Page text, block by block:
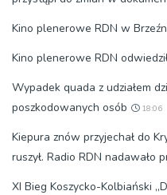
Kino plenerowe RDN w
Kino plenerowe RDN
Wypadek quada z udziałem
poszkodowanych osób
18:06
Kiepura znów przyjechał do
ruszył. Radio RDN nadawało
XI Bieg Koszycko-Kolbiański